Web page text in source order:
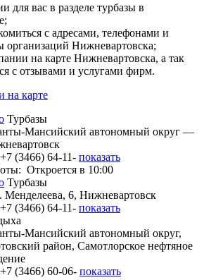
для вас в разделе турбазы в
с адресами, телефонами и
организаций Нижневартовска;
на карте Нижневартовска, а так
с отзывами и услугами фирм.
на карте
Турбазы
Мансийский автономный округ —
+7 (3466) 64-11- показать
Откроется в 10:00
Турбазы
Менделеева, 6, Нижневартовск
+7 (3466) 64-11- показать
Мансийский автономный округ,
район, Самотлорское нефтяное
+7 (3466) 60-06- показать